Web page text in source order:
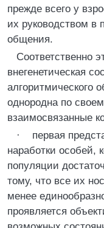
прежде всего у
их руководством в
общения.
Соответственно
внегенетическая
алгоритмического
однородна по
взаимосвязанные
· первая
наработки особей,
популяции
тому, что все их
менее
проявляется